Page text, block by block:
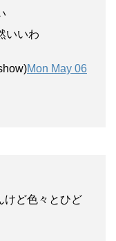
いいわ
Mon May 06
けど色々とひど